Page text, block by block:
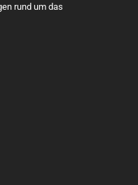
rund um das